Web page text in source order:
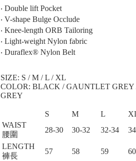
‧ Double lift Pocket
‧ V-shape Bulge Occlude
‧ Knee-length ORB Tailoring
‧ Light-weight Nylon fabric
‧ Duraflex®️ Nylon Belt
SIZE: S / M / L / XL⁠
COLOR: BLACK / GAUNTLET
GREY
S M L
WAIST
腰圍
28-30 30-32 32-34
LENGTH
褲長
57 58 59 60